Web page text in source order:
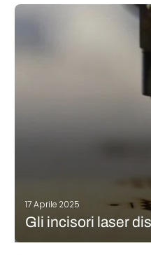
Awards 2025, che ogni anno
applicazioni e delle
17 Aprile 2025
Gli incisori laser